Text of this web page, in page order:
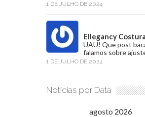
1 DE JULHO DE 2024
Ellegancy
UAU! Que post
falamos sobre
1 DE JULHO DE 2024
Notícias por Data
agosto 2026